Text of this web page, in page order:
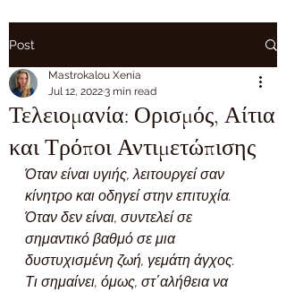
Post
Τελειομανία: Ορισμός, Αίτια
και Τρόποι Αντιμετώπισης
Mastrokalou Xenia
Jul 12, 20223 min read
Όταν είναι υγιής, λειτουργεί σαν
κίνητρο και οδηγεί στην επιτυχία.
Όταν δεν είναι, συντελεί σε
σημαντικό βαθμό σε μια
δυστυχισμένη ζωή, γεμάτη άγχος.
Τι σημαίνει, όμως, στ΄αλήθεια να